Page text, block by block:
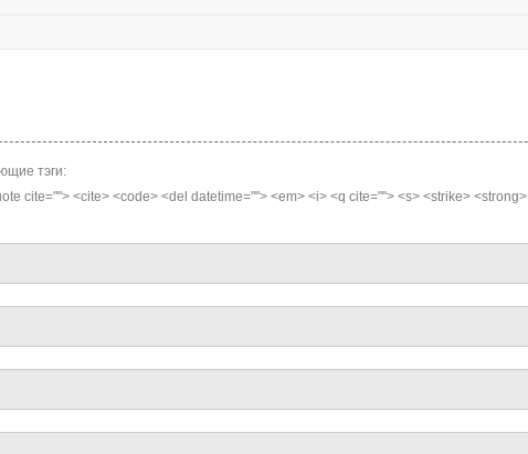
тэги:
cite=""> <cite> <code> <del datetime=""> <em> <i> <q cite=""> <s> <strike> <strong>